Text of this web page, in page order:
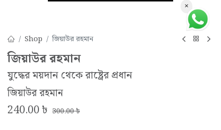
Shop জিয়াউর রহমান
জিয়াউর রহমান
যুদ্ধের ময়দান থেকে রাষ্ট্রের প্রধান
জিয়াউর রহমান
240.00৳ 300.00৳
×